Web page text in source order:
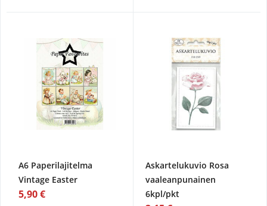
A6 Paperilajitelma
Vintage Easter
5,90 €
Askartelukuvio Rosa
vaaleanpunainen
6kpl/pkt